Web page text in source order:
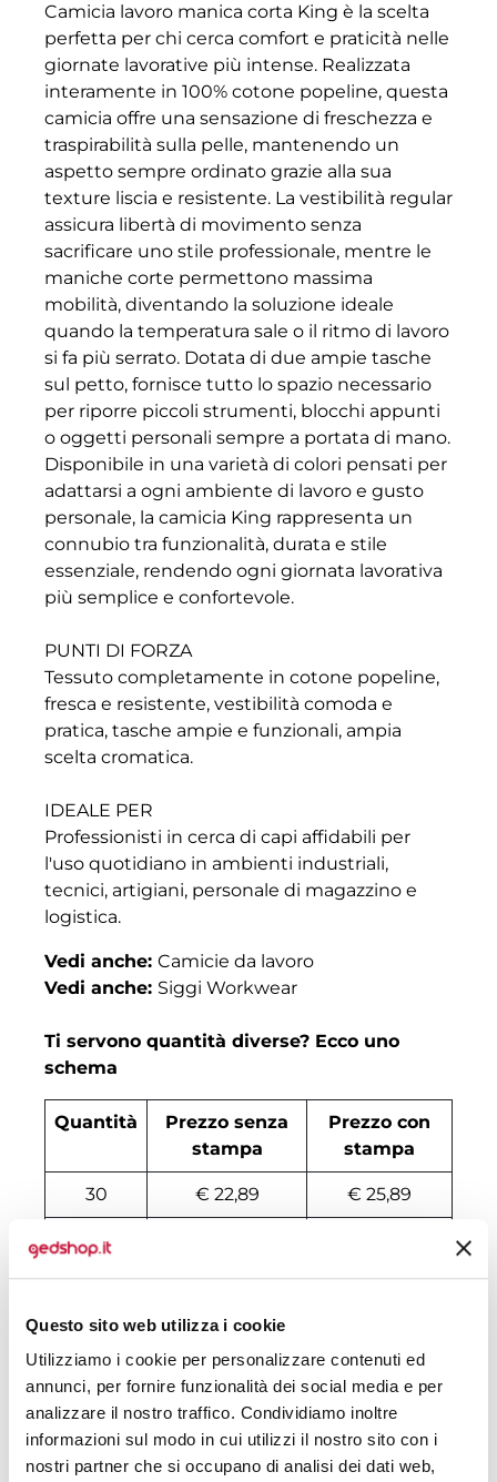
Questo sito web utilizza i cookie
Utilizziamo i cookie per personalizzare contenuti ed
annunci, per fornire funzionalità dei social media e per
analizzare il nostro traffico. Condividiamo inoltre
informazioni sul modo in cui utilizzi il nostro sito con i
nostri partner che si occupano di analisi dei dati web,
Camicia lavoro manica corta King è la scelta
perfetta per chi cerca comfort e praticità nelle
giornate lavorative più intense. Realizzata
interamente in 100% cotone popeline, questa
camicia offre una sensazione di freschezza e
traspirabilità sulla pelle, mantenendo un
aspetto sempre ordinato grazie alla sua
texture liscia e resistente. La vestibilità regular
assicura libertà di movimento senza
sacrificare uno stile professionale, mentre le
maniche corte permettono massima
mobilità, diventando la soluzione ideale
quando la temperatura sale o il ritmo di lavoro
si fa più serrato. Dotata di due ampie tasche
sul petto, fornisce tutto lo spazio necessario
per riporre piccoli strumenti, blocchi appunti
o oggetti personali sempre a portata di mano.
Disponibile in una varietà di colori pensati per
adattarsi a ogni ambiente di lavoro e gusto
personale, la camicia King rappresenta un
connubio tra funzionalità, durata e stile
essenziale, rendendo ogni giornata lavorativa
più semplice e confortevole.
PUNTI DI FORZA
Tessuto completamente in cotone popeline,
fresca e resistente, vestibilità comoda e
pratica, tasche ampie e funzionali, ampia
scelta cromatica.
IDEALE PER
Professionisti in cerca di capi affidabili per
l'uso quotidiano in ambienti industriali,
tecnici, artigiani, personale di magazzino e
logistica.
Vedi anche: Camicie da lavoro
Vedi anche: Siggi Workwear
Ti servono quantità diverse? Ecco uno
schema
Quantità
Prezzo senza
stampa
Prezzo con
stampa
30 € 22,89 € 25,89
50
100 € 21,04 € 22,17
200 € 20,27
500 € 19,66 € 19,42
1000 € 18,58 € 19,89
1500 € 18,50 € 19,74